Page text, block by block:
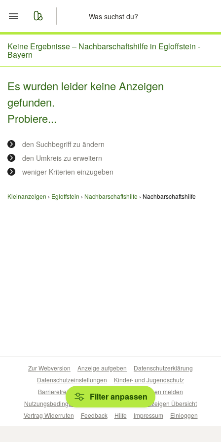
Start
Merkliste
Nachrichten
Anzeige aufgeben
Keine Ergebnisse – Nachbarschaftshilfe in Egloffstein -
Bayern
Es wurden leider keine Anzeigen
gefunden.
Probiere...
den Suchbegriff zu ändern
den Umkreis zu erweitern
weniger Kriterien einzugeben
Kleinanzeigen Egloffstein Nachbarschaftshilfe Nachbarschaftshilfe
Filter anpassen
Zur Webversion Anzeige aufgeben
Datenschutzerklärung
Datenschutzeinstellungen
Kinder- und Jugendschutz
Barrierefreiheitserklärung
Sicherheitslücken melden
Nutzungsbedingungen
Beliebte Suchen
Anzeigen Übersicht
Vertrag Widerrufen
Feedback Hilfe Impressum Einloggen